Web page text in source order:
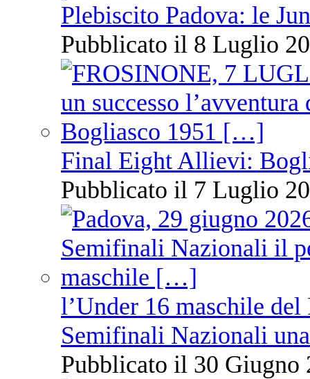
Plebiscito Padova: le
Pubblicato il 8 Luglio
Final Eight Allievi:
Pubblicato il 7 Luglio
l’Under 16 maschile
Semifinali Nazionali
Pubblicato il 30 Giugno